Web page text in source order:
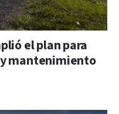
el plan para
mantenimiento